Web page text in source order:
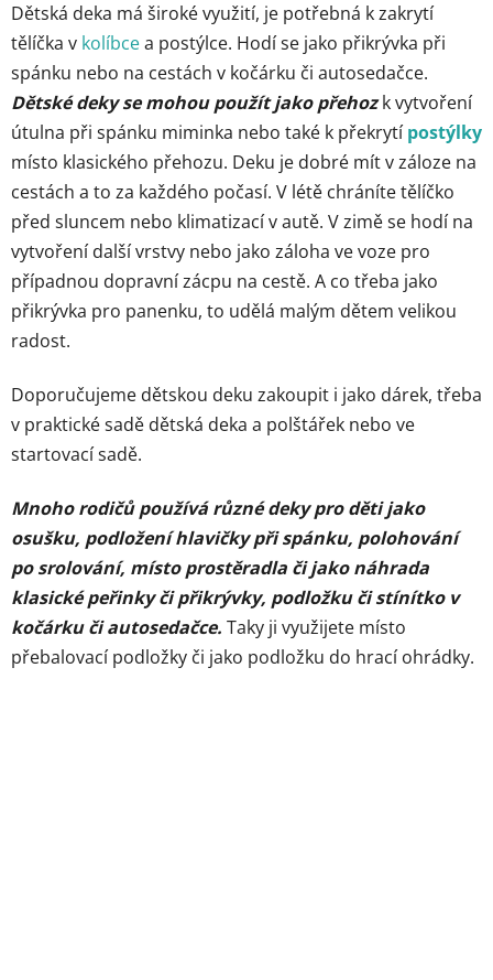
Dětská deka má široké využití, je potřebná k zakrytí
tělíčka v kolíbcea postýlce. Hodí se jako přikrývka při
spánku nebo na cestách v kočárku či autosedačce.
Dětské deky se mohou použít jako přehozk vytvoření
útulna při spánku miminka nebo také k překrytípostýlky
místo klasického přehozu. Deku je dobré mít v záloze na
cestách a to za každého počasí. V létě chráníte tělíčko
před sluncem nebo klimatizací v autě. V zimě se hodí na
vytvoření další vrstvy nebo jako záloha ve voze pro
případnou dopravní zácpu na cestě. A co třeba jako
přikrývka pro panenku, to udělá malým dětem velikou
radost.
Doporučujeme dětskou deku zakoupit i jako dárek, třeba
v praktické sadě dětská deka a polštářek nebo ve
startovací sadě.
Mnoho rodičů používá různé deky pro děti jako
osušku, podložení hlavičky při spánku, polohování
po srolování, místo prostěradla či jako náhrada
klasické peřinky či přikrývky, podložku či stínítko v
kočárku či autosedačce. Taky ji využijete místo
přebalovací podložky či jako podložku do hrací ohrádky.